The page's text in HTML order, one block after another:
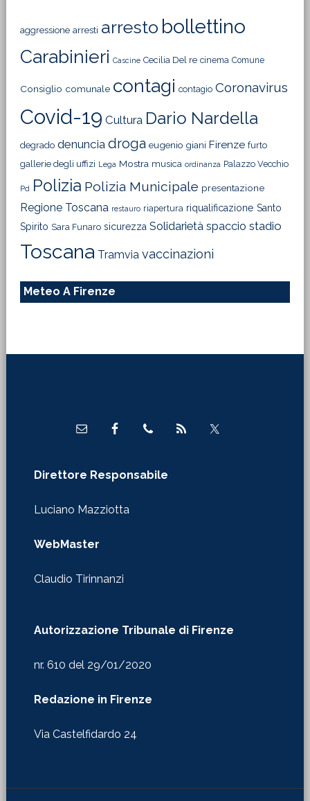
aggressione arresti arresto bollettino
Carabinieri Cascine Cecilia Del re cinema Comune
Consiglio comunale contagi contagio Coronavirus
Covid-19 Cultura Dario Nardella
degrado denuncia droga eugenio giani Firenze furto
gallerie degli uffizi Lega Mostra musica ordinanza Palazzo Vecchio
Pd Polizia Polizia Municipale presentazione
Regione Toscana restauro riapertura riqualificazione Santo
Spirito Sara Funaro sicurezza Solidarietà spaccio stadio
Toscana Tramvia vaccinazioni
Meteo A Firenze
Direttore Responsabile
Luciano Mazziotta
WebMaster
Claudio Tirinnanzi
Autorizzazione Tribunale di Firenze
nr. 610 del 29/01/2020
Redazione in Firenze
Via Castelfidardo 24